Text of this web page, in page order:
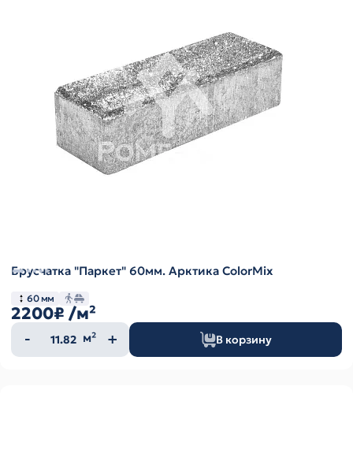
Брусчатка "Паркет" 60мм. Арктика ColorMix
60 мм
2200₽ /м²
Количество
товара
м² В корзину